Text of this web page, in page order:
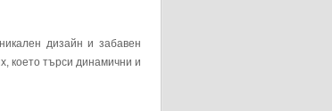
дизайн и забавен
което търси динамични и